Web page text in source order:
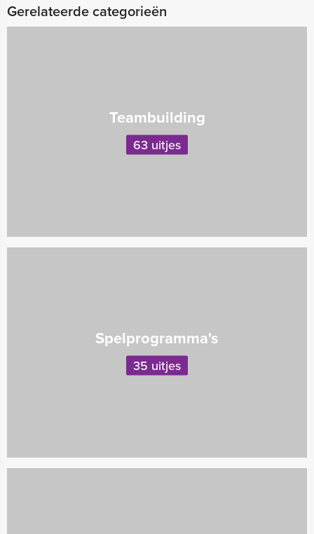
Gerelateerde categorieën
Teambuilding
63 uitjes
Spelprogramma's
35 uitjes